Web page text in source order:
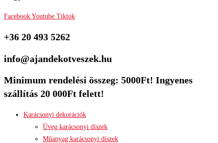
Facebook Youtube Tiktok
+36 20 493 5262
info@ajandekotveszek.hu
Minimum rendelési összeg: 5000Ft! Ingyenes
szállítás 20 000Ft felett!
Karácsonyi dekorációk
Üveg karácsonyi díszek
Műanyag karácsonyi díszek